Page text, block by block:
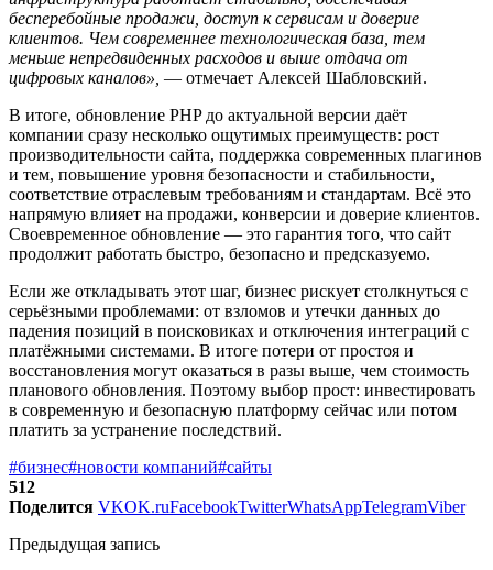
бесперебойные продажи, доступ к сервисам и доверие
клиентов. Чем современнее технологическая база, тем
меньше непредвиденных расходов и выше отдача от
цифровых каналов», — отмечает Алексей Шабловский.
В итоге, обновление PHP до актуальной версии даёт
компании сразу несколько ощутимых преимуществ: рост
производительности сайта, поддержка современных плагинов
и тем, повышение уровня безопасности и стабильности,
соответствие отраслевым требованиям и стандартам. Всё это
напрямую влияет на продажи, конверсии и доверие клиентов.
Своевременное обновление — это гарантия того, что сайт
продолжит работать быстро, безопасно и предсказуемо.
Если же откладывать этот шаг, бизнес рискует столкнуться с
серьёзными проблемами: от взломов и утечки данных до
падения позиций в поисковиках и отключения интеграций с
платёжными системами. В итоге потери от простоя и
восстановления могут оказаться в разы выше, чем стоимость
планового обновления. Поэтому выбор прост: инвестировать
в современную и безопасную платформу сейчас или потом
платить за устранение последствий.
#бизнес#новости компаний#сайты
512
Поделится VKOK.ruFacebookTwitterWhatsAppTelegramViber
Предыдущая запись